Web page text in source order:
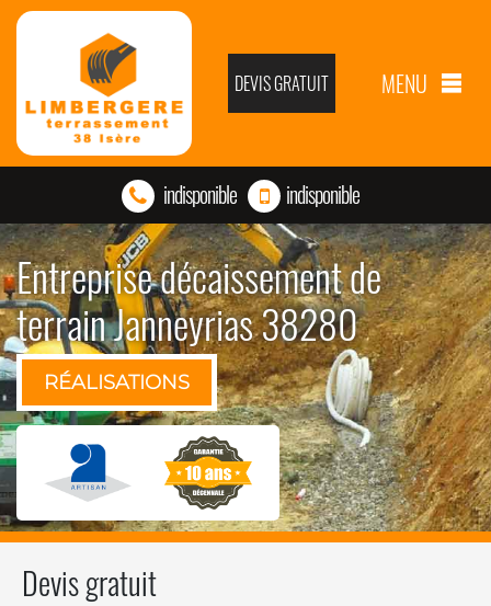
DEVIS GRATUIT MENU
indisponible indisponible
Entreprise décaissement de
terrain Janneyrias 38280
RÉALISATIONS
Devis gratuit